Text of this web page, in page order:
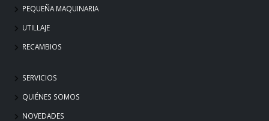
PEQUEÑA MAQUINARIA
UTILLAJE
RECAMBIOS
SERVICIOS
QUIÉNES SOMOS
NOVEDADES